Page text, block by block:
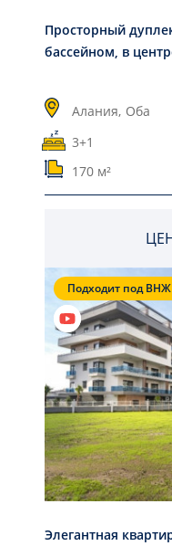
Просторный
бассейном, в
Алания, Оба
3+1
170 м²
Подходит под ВНЖ
Элегантная